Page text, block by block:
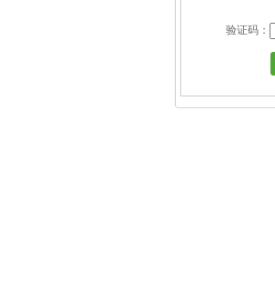
验证码：